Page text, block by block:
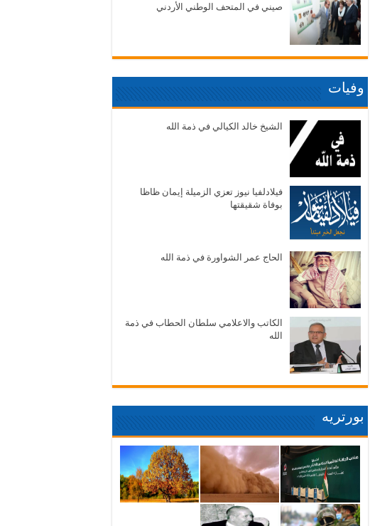
صيني في المتحف الوطني الأردني
وفيات
الشيخ خالد الكيالي في ذمة الله
فيلادلفيا نيوز تعزي الزميلة إيمان ظاظا
بوفاة شقيقتها
الحاج عمر الشواورة في ذمة الله
الكاتب والاعلامي سلطان الحطاب في ذمة
الله
بورتريه